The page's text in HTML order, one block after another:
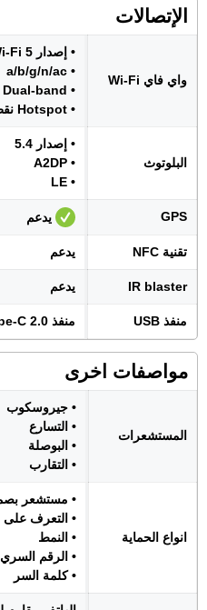
الإتصالات
واي فاي Wi-Fi
• إصدار Wi-Fi 5
• a/b/g/n/ac
• Dual-band
• Hotspot نقطة الاتصال
البلوتوث
• إصدار 5.4
• A2DP
• LE
GPS يدعم
تقنية NFC يدعم
IR blaster يدعم
منفذ USB منفذ USB Type-C 2.0
مواصفات اخرى
المستشعرات
• جيروسكوب
• التسارع
• البوصلة
• التقارب
انواع الحماية
• مستشعر
• التعرف على
• النمط
• الرقم السري
• كلمة السر